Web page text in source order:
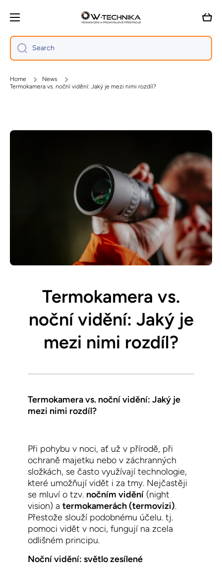
Skip to content
Cart
Search
Home
News
Termokamera vs. noční vidění: Jaký je mezi nimi rozdíl?
Termokamera vs.
noční vidění: Jaký je
mezi nimi rozdíl?
Termokamera vs. noční vidění: Jaký je
mezi nimi rozdíl?
Při pohybu v noci, ať už v přírodě, při
ochraně majetku nebo v záchranných
složkách, se často využívají technologie,
které umožňují vidět i za tmy. Nejčastěji
se mluví o tzv. nočním vidění(night
vision) a termokamerách (termovizi).
Přestože slouží podobnému účelu. tj.
pomoci vidět v noci, fungují na zcela
odlišném principu.
Noční vidění: světlo zesílené